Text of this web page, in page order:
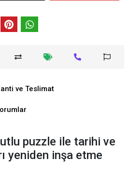
ve Teslimat
puzzle ile tarihi ve
yeniden inşa etme